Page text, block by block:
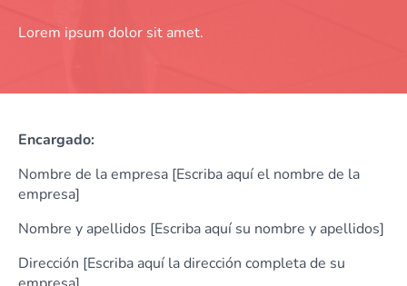
Lorem ipsum dolor sit amet.
Encargado:
Nombre de la empresa [Escriba aquí el nombre de la
empresa]
Nombre y apellidos [Escriba aquí su nombre y apellidos]
Dirección [Escriba aquí la dirección completa de su